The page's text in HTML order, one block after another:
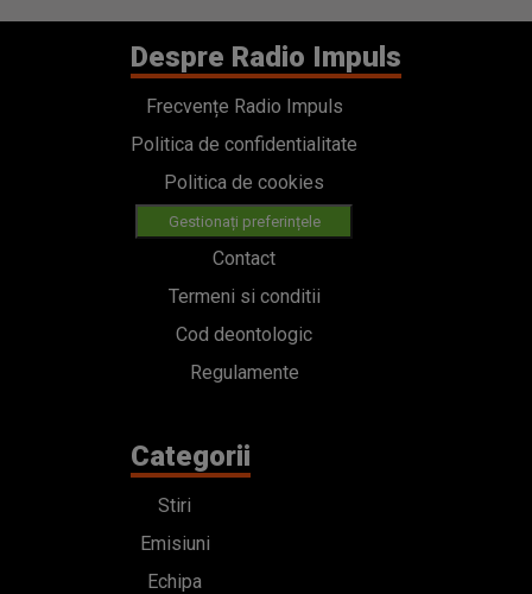
Despre Radio Impuls
Frecvențe Radio Impuls
Politica de confidentialitate
Politica de cookies
Gestionați preferințele
Contact
Termeni si conditii
Cod deontologic
Regulamente
Categorii
Stiri
Emisiuni
Echipa